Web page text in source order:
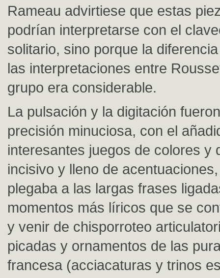
Rameau advirtiese que estas
podrían interpretarse con el
solitario, sino porque la
las interpretaciones entre
grupo era considerable.
La pulsación y la digitación
precisión minuciosa, con el
interesantes juegos de colores y
incisivo y lleno de
plegaba a las largas frases
momentos más líricos que se
y venir de chisporroteo
picadas y ornamentos de las
francesa (acciacaturas y trinos